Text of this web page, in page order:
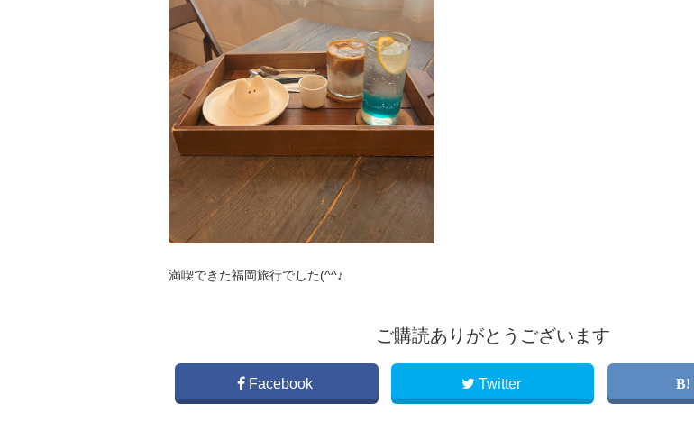
満喫できた福岡旅行でした(^^♪
ご購読ありがとうございます
Facebook Twitter